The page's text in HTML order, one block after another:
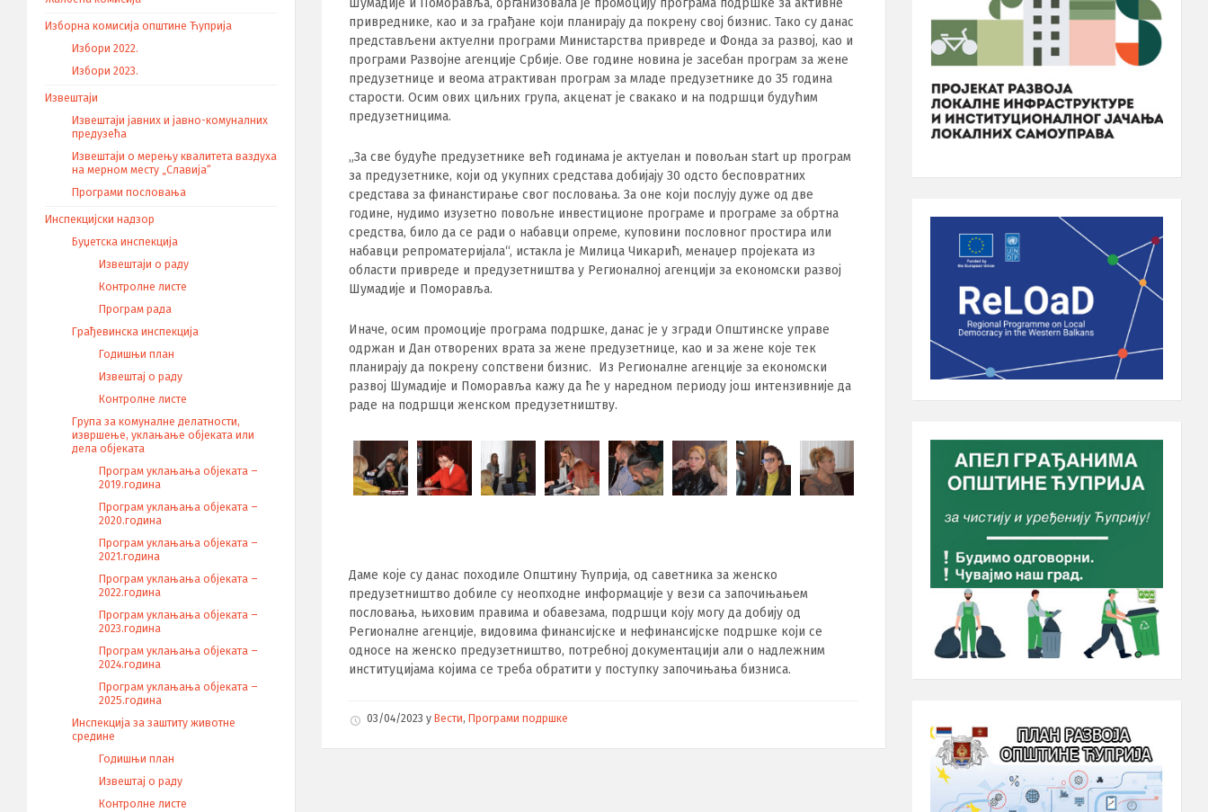
Шумадије и Поморавља, организовала је промоцију програма подршке за активне
привреднике, као и за грађане који планирају да покрену свој бизнис. Тако су данас
представљени актуелни програми Министарства привреде и Фонда за развој, као и
програми Развојне агенције Србије. Ове године новина је засебан програм за жене
предузетнице и веома атрактиван програм за младе предузетнике до 35 година
старости. Осим ових циљних група, акценат је свакако и на подршци будућим
предузетницима.
„За све будуће предузетнике већ годинама је актуелан и повољан start up програм
за предузетнике, који од укупних средстава добијају 30 одсто бесповратних
средстава за финанстирање свог пословања. За оне који послују дуже од две
године, нудимо изузетно повољне инвестиционе програме и програме за обртна
средства, било да се ради о набавци опреме, куповини пословног простира или
набавци репроматеријала“, истакла је Милица Чикарић, менаџер пројеката из
области привреде и предузетништва у Регионалној агенцији за економски развој
Шумадије и Поморавља.
Иначе, осим промоције програма подршке, данас је у згради Општинске управе
одржан и Дан отворених врата за жене предузетнице, као и за жене које тек
планирају да покрену сопствени бизнис. Из Регионалне агенције за економски
развој Шумадије и Поморавља кажу да ће у наредном периоду још интензивније да
раде на подршци женском предузетништву.
Даме које су данас походиле Општину Ћуприја, од саветника за женско
предузетништво добиле су неопходне информације у вези са започињањем
пословања, њиховим правима и обавезама, подршци коју могу да добију од
Регионалне агенције, видовима финансијске и нефинансијске подршке који се
односе на женско предузетништво, потребној документацији али о надлежним
институцијама којима се треба обратити у поступку започињања бизниса.
03/04/2023у Вести, Програми подршке
Изборна комисија општине Ћуприја
Избори 2022.
Избори 2023.
Извештаји
Извештаји јавних и јавно-комуналних
предузећа
Извештаји о мерењу квалитета ваздуха
на мерном месту „Славија“
Програми пословања
Инспекцијски надзор
Буџетска инспекција
Извештаји о раду
Контролне листе
Програм рада
Грађевинска инспекција
Годишњи план
Извештај о раду
Контролне листе
Група за комуналне делатности,
извршење, уклањање објеката или
дела објеката
Програм уклањања објеката –
2019.година
Програм уклањања објеката –
2020.година
Програм уклањања објеката –
2021.година
Програм уклањања објеката –
2022.година
Програм уклањања објеката –
2023.година
Програм уклањања објеката –
2024.година
Програм уклањања објеката –
2025.година
Инспекција за заштиту животне
средине
Годишњи план
Извештај о раду
Контролне листе